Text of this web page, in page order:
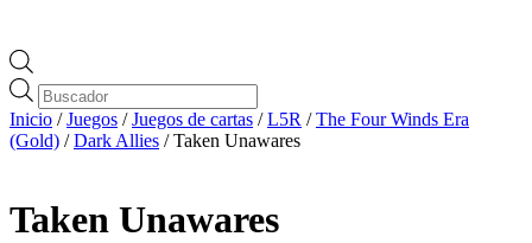
Búsqueda
de
productos
Inicio /Juegos /Juegos de cartas /L5R /The Four Winds Era
(Gold) /Dark Allies / Taken Unawares
Taken Unawares